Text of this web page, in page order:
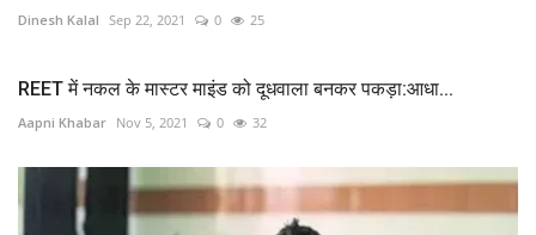
Dinesh Kalal Sep 22, 2021 0 25
REET में नकल के मास्टर माइंड को दूधवाला बनकर पकड़ा:आधा...
Aapni Khabar Nov 5, 2021 0 32